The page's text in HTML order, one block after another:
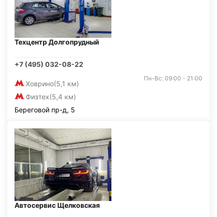
Техцентр Долгопрудный
+7 (495) 032-08-22
Ховрино(5,1 км)
Физтех(5,4 км)
Пн-Вс: 09:00 - 21:00
Береговой пр-д, 5
Автосервис Щелковская